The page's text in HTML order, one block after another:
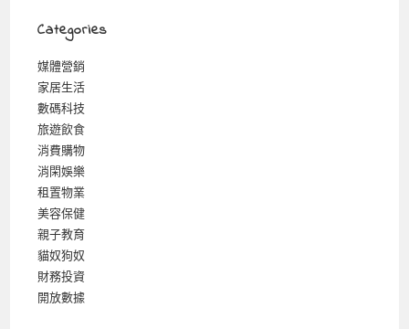
Categories
媒體營銷
家居生活
數碼科技
旅遊飲食
消費購物
消閑娛樂
租置物業
美容保健
親子教育
貓奴狗奴
財務投資
開放數據